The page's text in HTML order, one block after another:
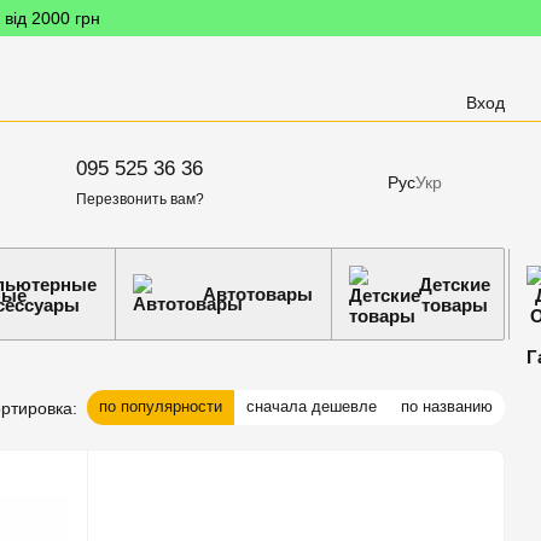
2000 грн
Вход
095 525 36 36
Перезвонить вам?
РусУкр
Автотовары
Детские
товары
по популярности сначала дешевле по названию